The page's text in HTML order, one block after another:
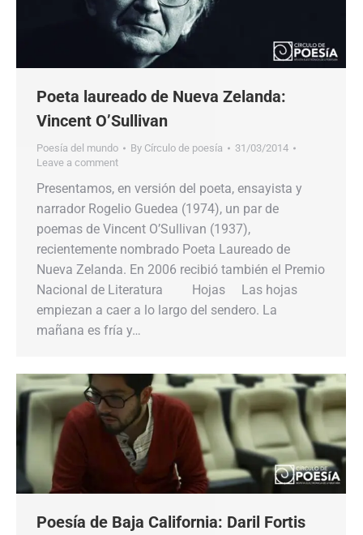
Poeta laureado de Nueva Zelanda:
Vincent O’Sullivan
Poesía del mundo By Círculo de poesía
31/03/2014
Leave a comment
Presentamos, en versión del poeta, ensayista y
narrador Rogelio Guedea (1974), un par de
poemas de Vincent O’Sullivan (1937),
recientemente nombrado Poeta Laureado de
Nueva Zelanda. En 2006 recibió también el Premio
Nacional de Literatura Hojas Las hojas
empiezan a caer a lo largo del sendero. La
mañana es fría y…
Poesía de Baja California: Daril Fortis